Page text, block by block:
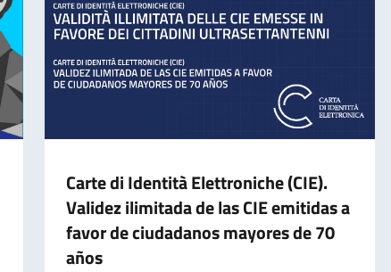
Carte di Identità Elettroniche (CIE).
Validez ilimitada de las CIE emitidas a
favor de ciudadanos mayores de 70
años